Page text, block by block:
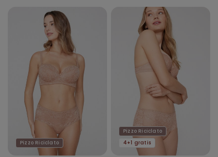
Pizzo Riciclato
Pizzo Riciclato
4+1 gratis